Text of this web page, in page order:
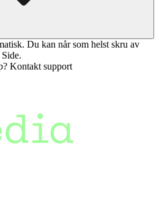
Du kan når som helst skru av
Kontakt support